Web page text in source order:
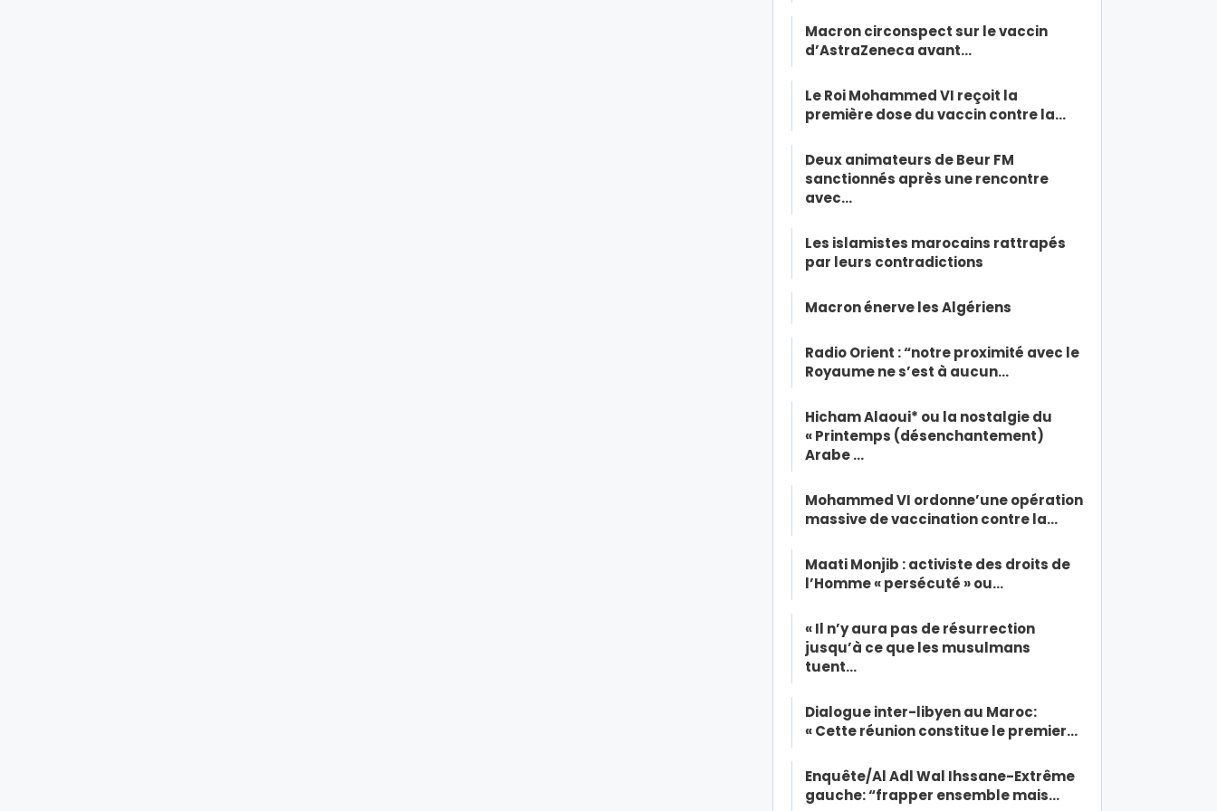
Macron circonspect sur le vaccin
d’AstraZeneca avant…
Le Roi Mohammed VI reçoit la
première dose du vaccin contre la…
Deux animateurs de Beur FM
sanctionnés après une rencontre
avec…
Les islamistes marocains rattrapés
par leurs contradictions
Macron énerve les Algériens
Radio Orient : “notre proximité avec le
Royaume ne s’est à aucun…
Hicham Alaoui* ou la nostalgie du
« Printemps (désenchantement)
Arabe …
Mohammed VI ordonne’une opération
massive de vaccination contre la…
Maati Monjib : activiste des droits de
l’Homme « persécuté » ou…
« Il n’y aura pas de résurrection
jusqu’à ce que les musulmans
tuent…
Dialogue inter-libyen au Maroc:
« Cette réunion constitue le premier…
Enquête/Al Adl Wal Ihssane-Extrême
gauche: “frapper ensemble mais…